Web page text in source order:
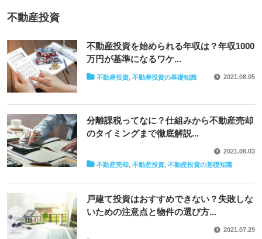
不動産投資
不動産投資を始められる年収は？年収1000
万円が基準になるワケ...
2021.08.05
不動産投資, 不動産投資の基礎知識
分離課税ってなに？仕組みから不動産売却
のタイミングまで徹底解説...
2021.08.03
不動産売却, 不動産投資, 不動産投資の基礎知識
戸建て投資はおすすめできない？失敗しな
いための注意点と物件の選び方...
2021.07.29